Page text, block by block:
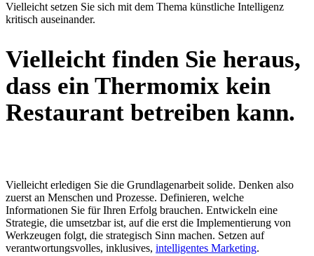
Vielleicht setzen Sie sich mit dem Thema künstliche Intelligenz
kritisch auseinander.
Vielleicht finden Sie heraus,
dass ein Thermomix kein
Restaurant betreiben kann.
Vielleicht erledigen Sie die Grundlagenarbeit solide. Denken also
zuerst an Menschen und Prozesse. Definieren, welche
Informationen Sie für Ihren Erfolg brauchen. Entwickeln eine
Strategie, die umsetzbar ist, auf die erst die Implementierung von
Werkzeugen folgt, die strategisch Sinn machen. Setzen auf
verantwortungsvolles, inklusives, intelligentes Marketing.